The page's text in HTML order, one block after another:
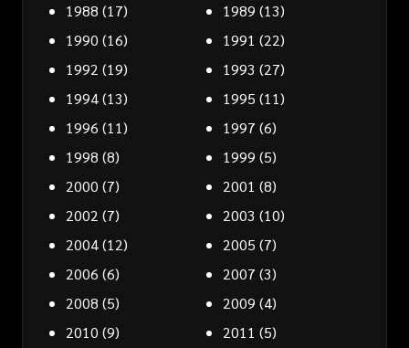
1988 (17) 1989 (13)
1990 (16) 1991 (22)
1992 (19) 1993 (27)
1994(13) 1995 (11)
1996 (11) 1997 (6)
1998 (8) 1999 (5)
2000 (7) 2001 (8)
2002 (7) 2003 (10)
2004(12) 2005 (7)
2006 (6) 2007 (3)
2008 (5) 2009 (4)
2010 (9) 2011 (5)